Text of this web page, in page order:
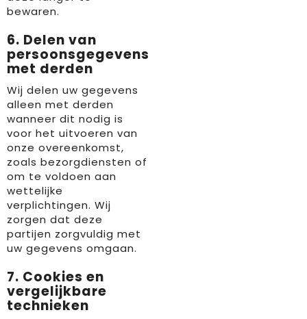
bewaren.
6. Delen van
persoonsgegevens
met derden
Wij delen uw gegevens
alleen met derden
wanneer dit nodig is
voor het uitvoeren van
onze overeenkomst,
zoals bezorgdiensten of
om te voldoen aan
wettelijke
verplichtingen. Wij
zorgen dat deze
partijen zorgvuldig met
uw gegevens omgaan.
7. Cookies en
vergelijkbare
technieken